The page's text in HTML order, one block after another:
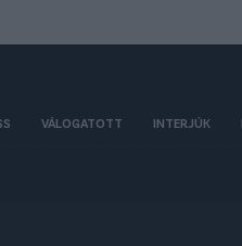
VÁLOGATOTT INTERJÚK